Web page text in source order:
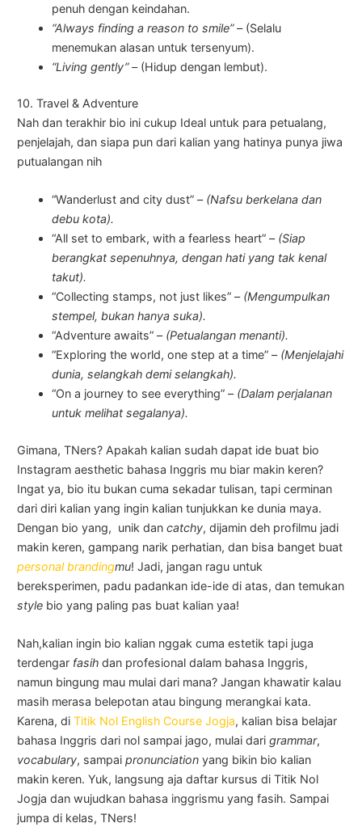
penuh dengan keindahan.
“Always finding a reason to smile” – (Selalu
menemukan alasan untuk tersenyum).
“Living gently” – (Hidup dengan lembut).
10. Travel & Adventure
Nah dan terakhir bio ini cukup Ideal untuk para petualang,
penjelajah, dan siapa pun dari kalian yang hatinya punya jiwa
putualangan nih
“Wanderlust and city dust” – (Nafsu berkelana dan
debu kota).
“All set to embark, with a fearless heart” – (Siap
berangkat sepenuhnya, dengan hati yang tak kenal
takut).
“Collecting stamps, not just likes” –(Mengumpulkan
stempel, bukan hanya suka).
“Adventure awaits” – (Petualangan menanti).
“Exploring the world, one step at a time” – (Menjelajahi
dunia, selangkah demi selangkah).
“On a journey to see everything” – (Dalam perjalanan
untuk melihat segalanya).
Gimana, TNers? Apakah kalian sudah dapat ide buat bio
Instagram aesthetic bahasa Inggris mu biar makin keren?
Ingat ya, bio itu bukan cuma sekadar tulisan, tapi cerminan
dari diri kalian yang ingin kalian tunjukkan ke dunia maya.
Dengan bio yang, unik dancatchy, dijamin deh profilmu jadi
makin keren, gampang narik perhatian, dan bisa banget buat
personal brandingmu! Jadi, jangan ragu untuk
bereksperimen, padu padankan ide-ide di atas, dan temukan
style bio yang paling pas buat kalian yaa!
Nah,kalian ingin bio kalian nggak cuma estetik tapi juga
terdengar fasih dan profesional dalam bahasa Inggris,
namun bingung mau mulai dari mana? Jangan khawatir kalau
masih merasa belepotan atau bingung merangkai kata.
Karena, diTitik Nol English Course Jogja, kalian bisa belajar
bahasa Inggris dari nol sampai jago, mulai darigrammar,
vocabulary, sampaipronunciation yang bikin bio kalian
makin keren. Yuk, langsung aja daftar kursus di Titik Nol
Jogja dan wujudkan bahasa inggrismu yang fasih. Sampai
jumpa di kelas, TNers!